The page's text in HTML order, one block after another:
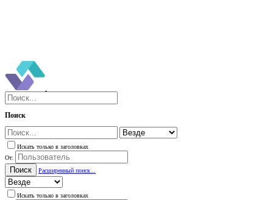
Поиск
Искать только в заголовках
От:
Поиск Расширенный поиск...
Искать только в заголовках